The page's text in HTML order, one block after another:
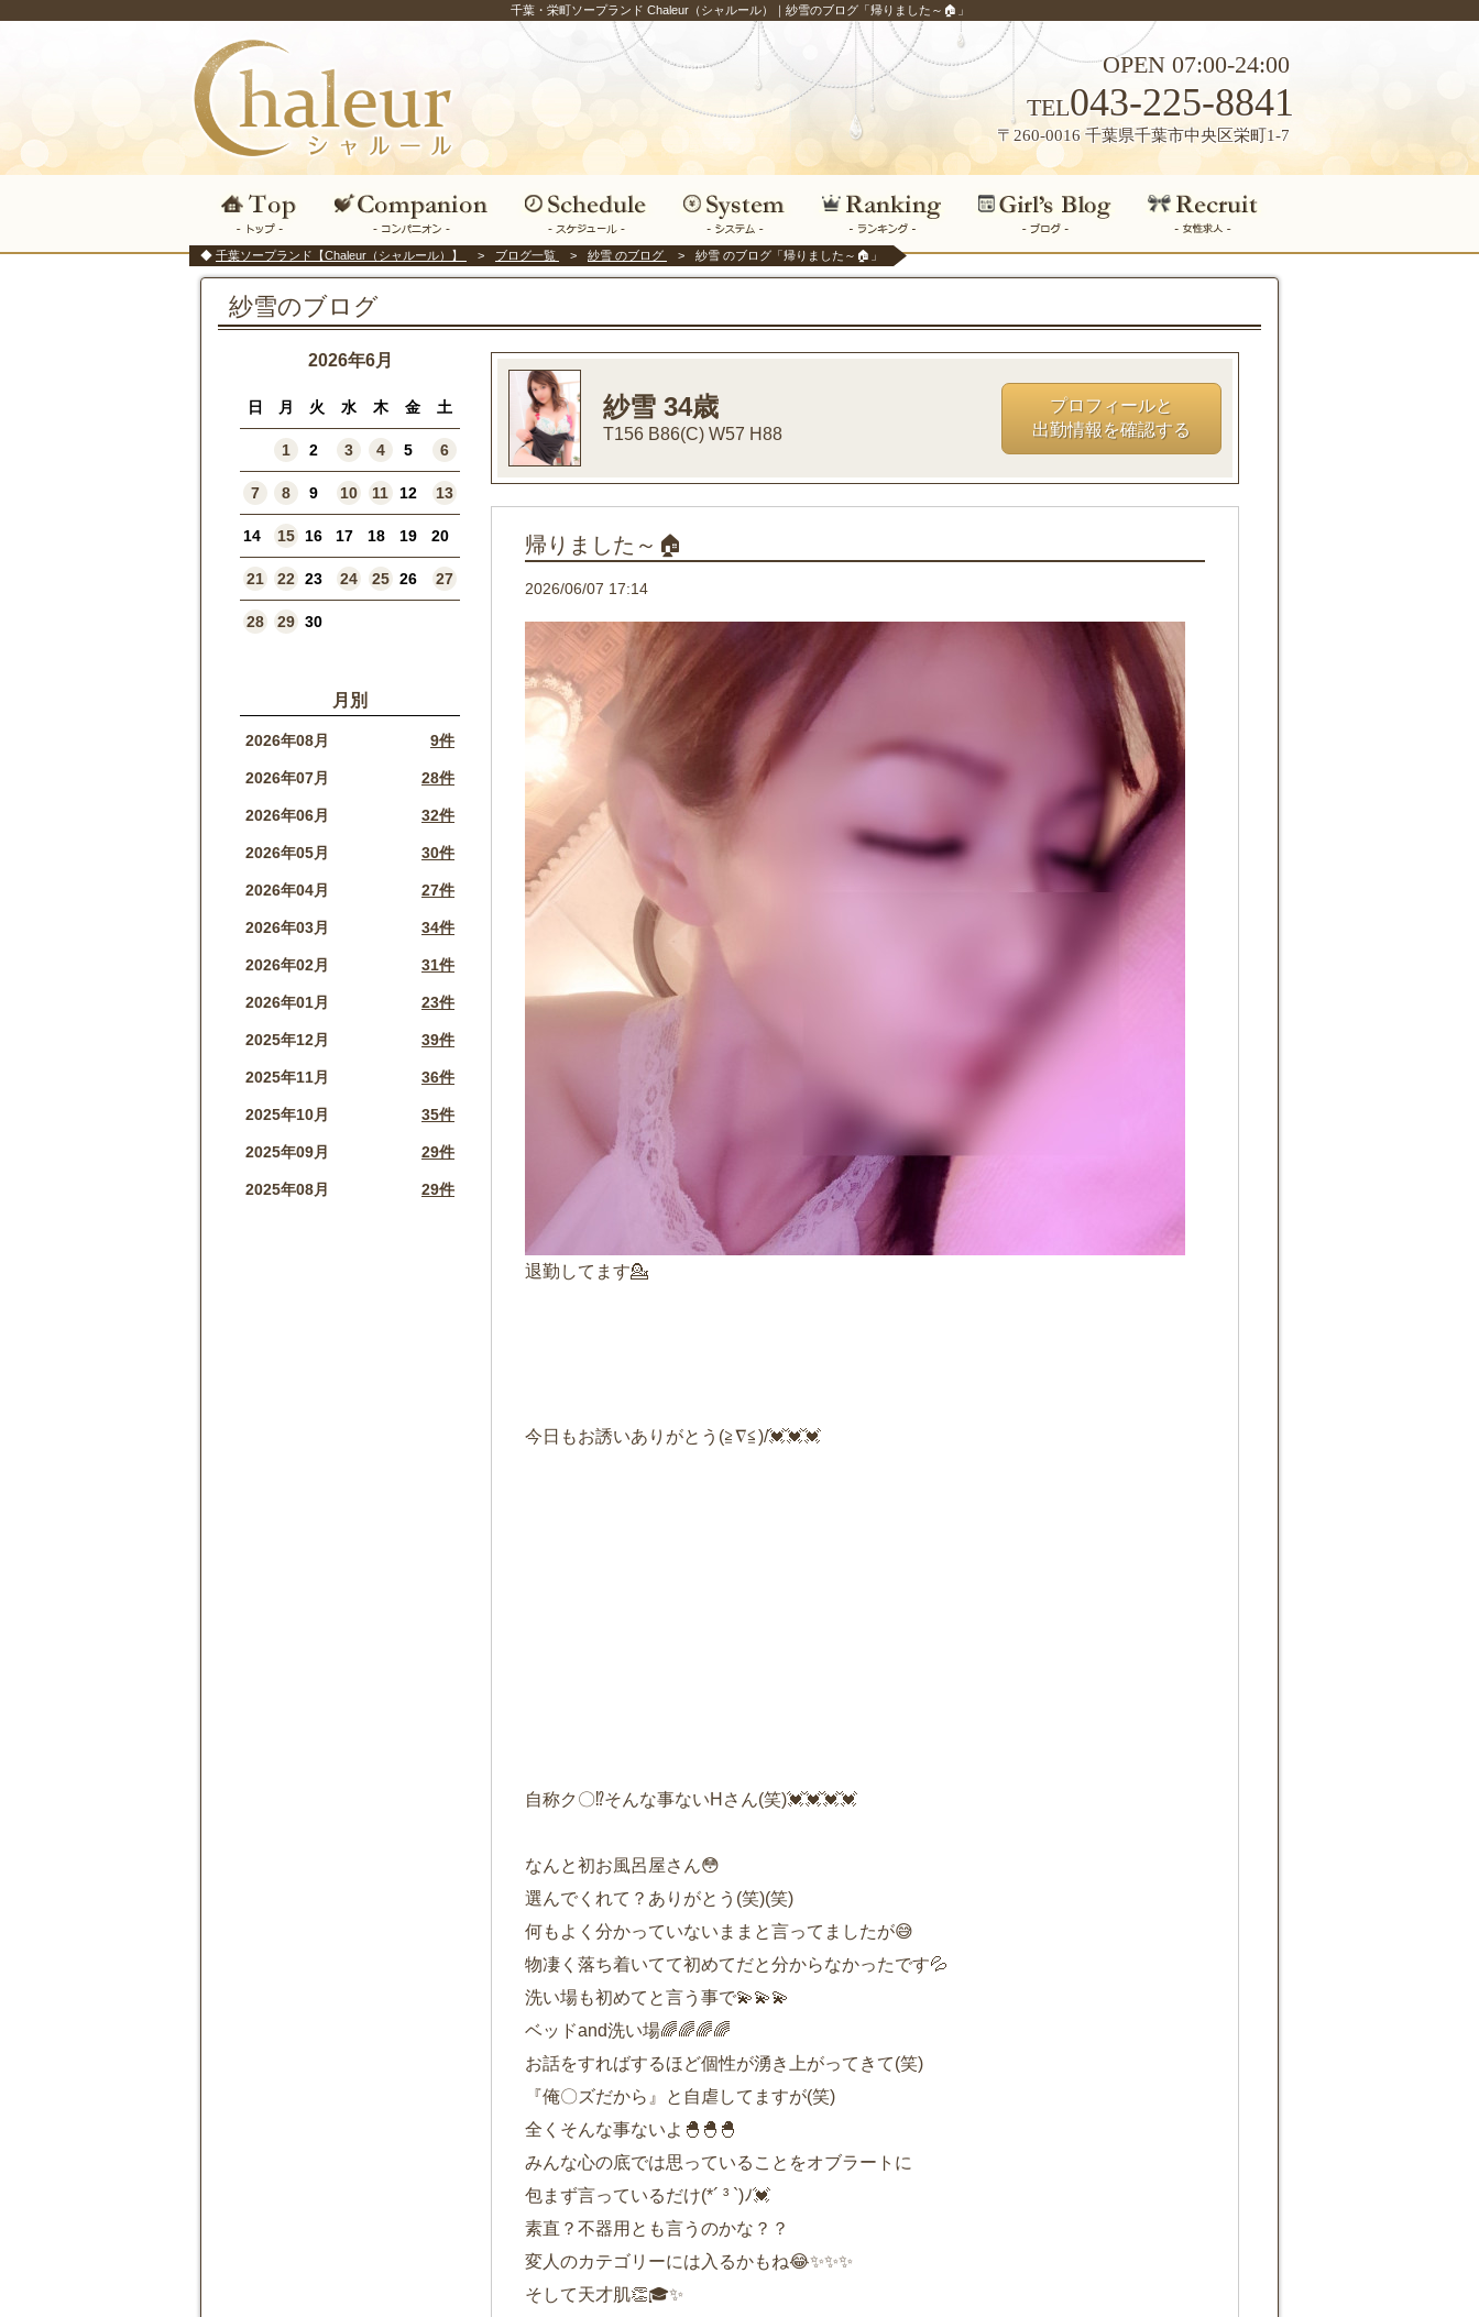
千葉・栄町ソープランド Chaleur（シャルール）｜紗雪のブログ「帰りました～🏠」
OPEN 07:00-24:00
TEL043-225-8841
〒260-0016 千葉県千葉市中央区栄町1-7
千葉ソープランド【Chaleur（シャルール）】 ブログ一覧 紗雪 のブログ 紗雪 のブログ「帰りました～🏠」
紗雪のブログ
2026年6月
日 月 火 水 木 金 土
1 2 3 4 5 6
7 8 9 10 11 12 13
14 15 16 17 18 19 20
21 22 23 24 25 26 27
28 29 30
月別
2026年08月 9件
2026年07月 28件
2026年06月 32件
2026年05月 30件
2026年04月 27件
2026年03月 34件
2026年02月 31件
2026年01月 23件
2025年12月 39件
2025年11月 36件
2025年10月 35件
2025年09月 29件
2025年08月 29件
紗雪 34歳
T156 B86(C) W57 H88
プロフィールと
出勤情報を確認する
帰りました～🏠
2026/06/07 17:14
退勤してます💁
今日もお誘いありがとう(≧∇≦)/💓‪💓‪💓‪
自称ク〇⁉️そんな事ないHさん(笑)💓‪💓‪💓‪💓‪
なんと初お風呂屋さん😳
選んでくれて？ありがとう(笑)(笑)
何もよく分かっていないままと言ってましたが😅
物凄く落ち着いてて初めてだと分からなかったです💦
洗い場も初めてと言う事で💫💫💫
ベッドand洗い場🌈🌈🌈🌈
お話をすればするほど個性が湧き上がってきて(笑)
『俺〇ズだから』と自虐してますが(笑)
全くそんな事ないよ🐣🐣🐣
みんな心の底では思っていることをオブラートに
包まず言っているだけ(*´ ³ `)ﾉ💓‪
素直？不器用とも言うのかな？？
変人のカテゴリーには入るかもね😂✨✨✨
そして天才肌👏🎓✨